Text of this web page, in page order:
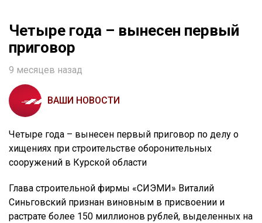
Четыре года – вынесен первый
приговор
9 месяцев назад
ВАШИ НОВОСТИ
Четыре года – вынесен первый приговор по делу о
хищениях при строительстве оборонительных
сооружений в Курской области
Глава строительной фирмы «СИЭМИ» Виталий
Синьговский признан виновным в присвоении и
растрате более 150 миллионов рублей, выделенных на